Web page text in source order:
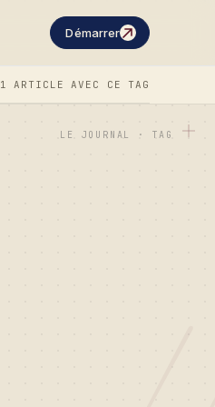
Démarrer
1 ARTICLE AVEC CE TAG
LE JOURNAL · TAG